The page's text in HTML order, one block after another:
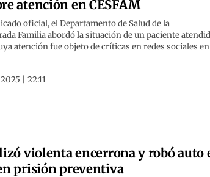
atención en CESFAM
oficial, el Departamento de Salud de la
Familia abordó la situación de un paciente
atención fue objeto de críticas en redes sociales
| 22:11
violenta encerrona y robó auto
prisión preventiva